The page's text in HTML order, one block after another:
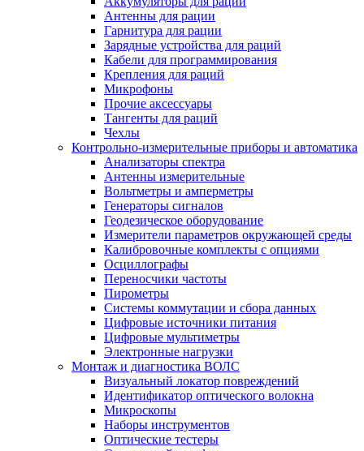
Антенны для рации
Гарнитура для рации
Зарядные устройства для раций
Кабели для программирования
Крепления для раций
Микрофоны
Прочие аксессуары
Тангенты для раций
Чехлы
Контрольно-измерительные приборы и автоматика
Анализаторы спектра
Антенны измерительные
Вольтметры и амперметры
Генераторы сигналов
Геодезическое оборудование
Измерители параметров окружающей среды
Калибровочные комплекты с опциями
Осциллографы
Переносчики частоты
Пирометры
Системы коммутации и сбора данных
Цифровые источники питания
Цифровые мультиметры
Электронные нагрузки
Монтаж и диагностика ВОЛС
Визуальный локатор повреждений
Идентификатор оптического волокна
Микроскопы
Наборы инструментов
Оптические тестеры